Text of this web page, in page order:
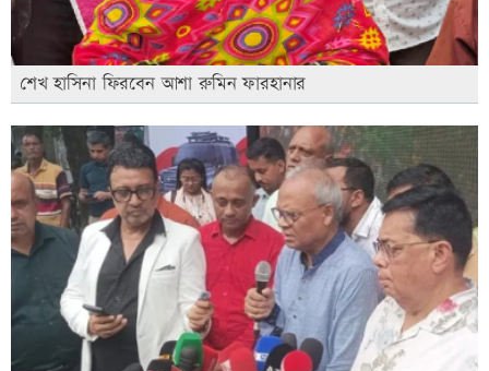
শেখ হাসিনা ফিরবেন আশা রুমিন ফারহানার